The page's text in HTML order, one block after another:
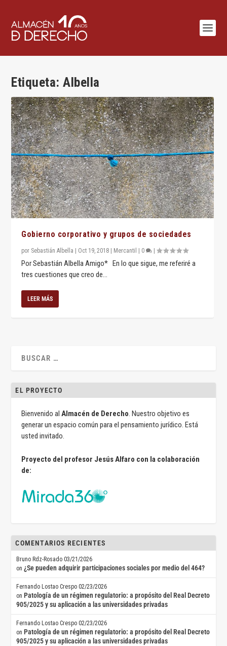
Etiqueta:Albella
Gobierno corporativo y grupos de sociedades
por Sebastián Albella Oct 19, 2018 Mercantil 0 |
Por Sebastián Albella Amigo* En lo que sigue, me referiré a
tres cuestiones que creo de...
LEER MÁS
EL PROYECTO
Bienvenido alAlmacén de Derecho. Nuestro objetivo es
generar un espacio común para el pensamiento jurídico. Está
usted invitado.
Proyecto del profesor Jesús Alfaro con la colaboración
de:
COMENTARIOS RECIENTES
Bruno Rdz-Rosado 03/21/2026
on¿Se pueden adquirir participaciones sociales por medio del 464?
Fernando Lostao Crespo 02/23/2026
on Patología de un régimen regulatorio: a propósito del Real Decreto
905/2025 y su aplicación a las universidades privadas
Fernando Lostao Crespo 02/23/2026
on Patología de un régimen regulatorio: a propósito del Real Decreto
905/2025 y su aplicación a las universidades privadas